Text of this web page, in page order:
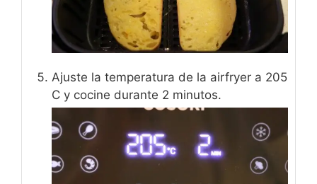
Ajuste la temperatura de la airfryer a 205
C y cocine durante 2 minutos.